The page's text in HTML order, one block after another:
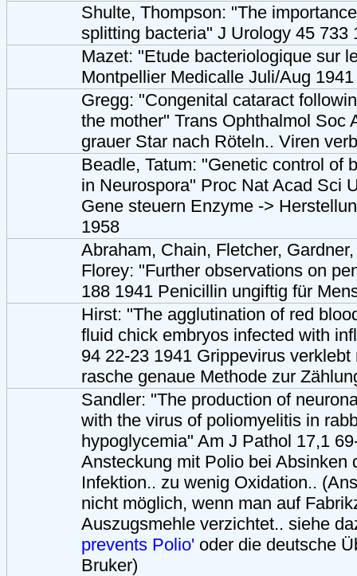
Shulte, Thompson: "The
splitting bacteria" J Urology 45 733
Mazet: "Etude bacteriologique sur
Montpellier Medicalle Juli/Aug 1941
Gregg: "Congenital cataract
the mother" Trans Ophthalmol Soc
grauer Star nach Röteln.. Viren
Beadle, Tatum: "Genetic control of
in Neurospora" Proc Nat Acad Sci
Gene steuern Enzyme ->
1958
Abraham, Chain, Fletcher,
Florey: "Further observations on
188 1941 Penicillin ungiftig für
Hirst: "The agglutination of red
fluid chick embryos infected with
94 22-23 1941 Grippevirus
rasche genaue Methode zur
Sandler: "The production of
with the virus of poliomyelitis in
hypoglycemia" Am J Pathol 17,1
Ansteckung mit Polio bei Absinken
Infektion.. zu wenig Oxidation..
nicht möglich, wenn man auf
Auszugsmehle verzichtet.. siehe
prevents Polio' oder die deutsche
Bruker)